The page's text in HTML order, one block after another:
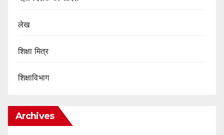
लेख
शिक्षा मित्र
शिक्षाविभाग
Archives